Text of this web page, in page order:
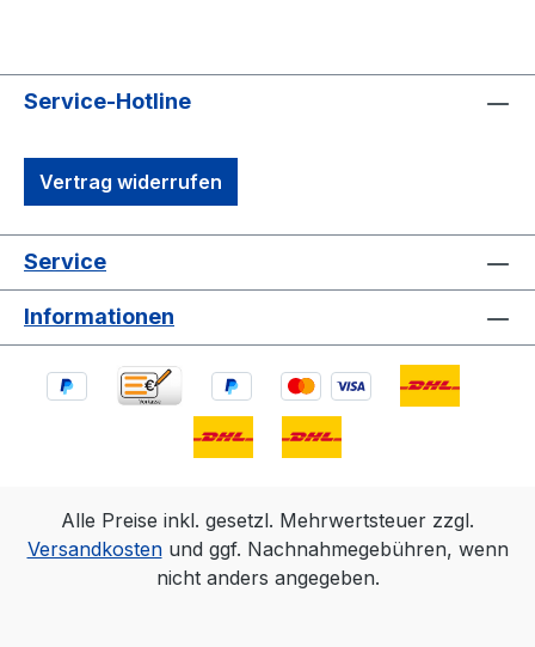
Service-Hotline
Vertrag widerrufen
Service
Informationen
Alle Preise inkl. gesetzl. Mehrwertsteuer zzgl.
Versandkostenund ggf. Nachnahmegebühren, wenn
nicht anders angegeben.